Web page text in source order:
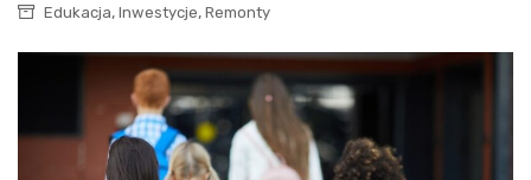
Edukacja, Inwestycje, Remonty